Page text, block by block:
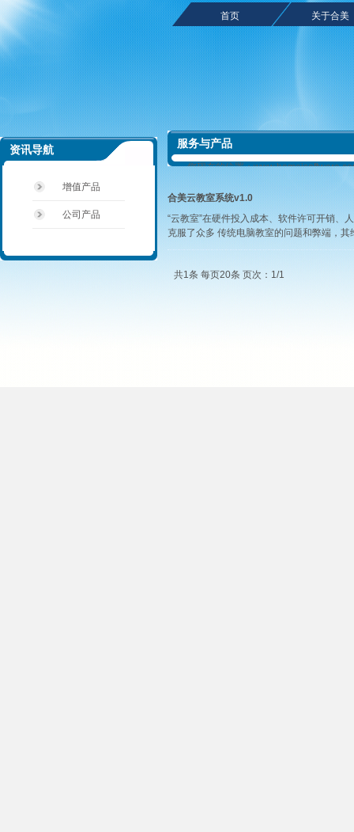
关于合美
首页
合美云教室系统v1.0
“云教室”在硬件投入成本、软件许可开销、
克服了众多 传统电脑教室的问题和弊端，
共1条 每页20条 页次：1/1
资讯导航
增值产品
公司产品
服务与产品
您现在的位置：
电子教室 云教室 未来智慧课堂 数字语
子教室优秀品牌 成都 四川合美软件信